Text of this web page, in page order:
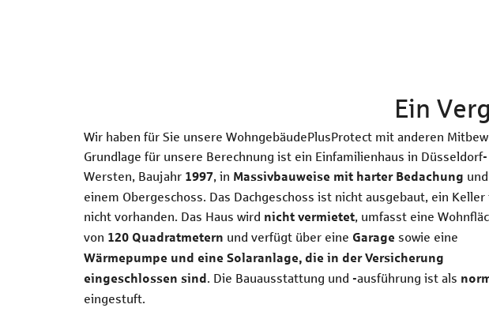
Ein
Wir haben für Sie unsere WohngebäudePlusProtect mit anderen
Grundlage für unsere Berechnung ist ein Einfamilienhaus in Düsseldorf-
Wersten, Baujahr 1997, in Massivbauweise mit harter Bedachung und
einem Obergeschoss. Das Dachgeschoss ist nicht ausgebaut, ein Keller
nicht vorhanden. Das Haus wird nicht vermietet, umfasst eine
von 120 Quadratmetern und verfügt über eine Garage sowie eine
Wärmepumpe und eine Solaranlage, die in der Versicherung
eingeschlossen sind . Die Bauausstattung und -ausführung ist als
eingestuft.